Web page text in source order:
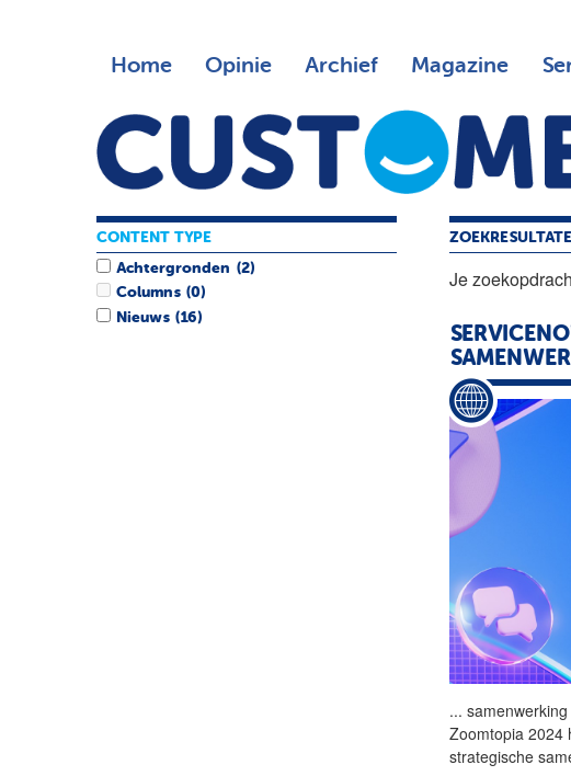
Home Opinie Archief Magazine
Je
...
Zoomtopia 2024
strategische
CONTENT TYPE
Achtergronden (2)
Columns (0)
Nieuws (16)